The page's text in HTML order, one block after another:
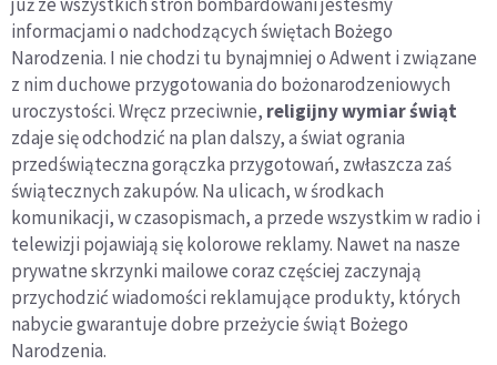
informacjami o nadchodzących świętach Bożego
Narodzenia. I nie chodzi tu bynajmniej o Adwent i związane
z nim duchowe przygotowania do bożonarodzeniowych
uroczystości. Wręcz przeciwnie, religijny wymiar świąt
zdaje się odchodzić na plan dalszy, a świat ogrania
przedświąteczna gorączka przygotowań, zwłaszcza zaś
świątecznych zakupów. Na ulicach, w środkach
komunikacji, w czasopismach, a przede wszystkim w radio i
telewizji pojawiają się kolorowe reklamy. Nawet na nasze
prywatne skrzynki mailowe coraz częściej zaczynają
przychodzić wiadomości reklamujące produkty, których
nabycie gwarantuje dobre przeżycie świąt Bożego
Narodzenia.